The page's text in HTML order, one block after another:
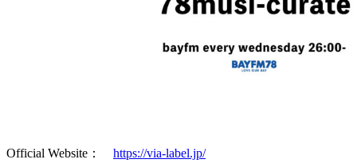
Official Website： https://via-label.jp/